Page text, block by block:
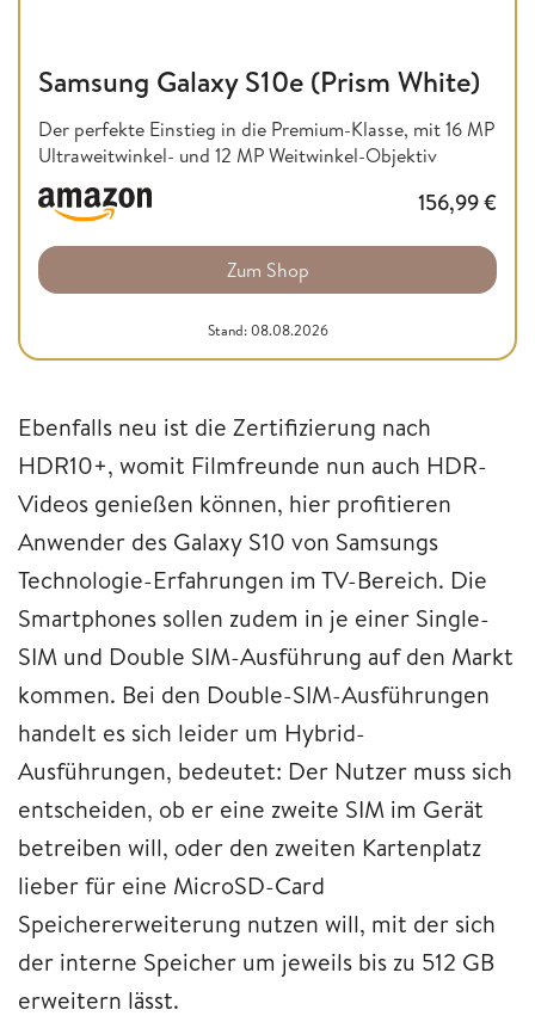
Samsung Galaxy S10e (Prism White)
Der perfekte Einstieg in die Premium-Klasse, mit 16 MP
Ultraweitwinkel- und 12 MP Weitwinkel-Objektiv
156,99€
Zum Shop
Stand: 08.08.2026
Ebenfalls neu ist die Zertifizierung nach
HDR10+, womit Filmfreunde nun auch HDR-
Videos genießen können, hier profitieren
Anwender des Galaxy S10 von Samsungs
Technologie-Erfahrungen im TV-Bereich. Die
Smartphones sollen zudem in je einer Single-
SIM und Double SIM-Ausführung auf den Markt
kommen. Bei den Double-SIM-Ausführungen
handelt es sich leider um Hybrid-
Ausführungen, bedeutet: Der Nutzer muss sich
entscheiden, ob er eine zweite SIM im Gerät
betreiben will, oder den zweiten Kartenplatz
lieber für eine MicroSD-Card
Speichererweiterung nutzen will, mit der sich
der interne Speicher um jeweils bis zu 512 GB
erweitern lässt.